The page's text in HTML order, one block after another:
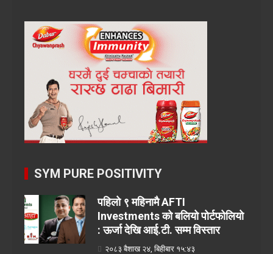
SYM PURE POSITIVITY
पहिलो ९ महिनामै AFTI
Investments को बलियो पोर्टफोलियो
: ऊर्जा देखि आई.टी. सम्म विस्तार
२०८३ बैशाख २४, बिहीबार १५:४३